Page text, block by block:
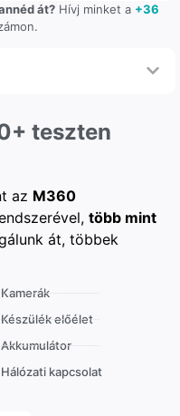
át?Hívj minket a +36
teszten
az M360
több mint
át, többek
Kamerák
Készülék előélet
Akkumulátor
Hálózati kapcsolat